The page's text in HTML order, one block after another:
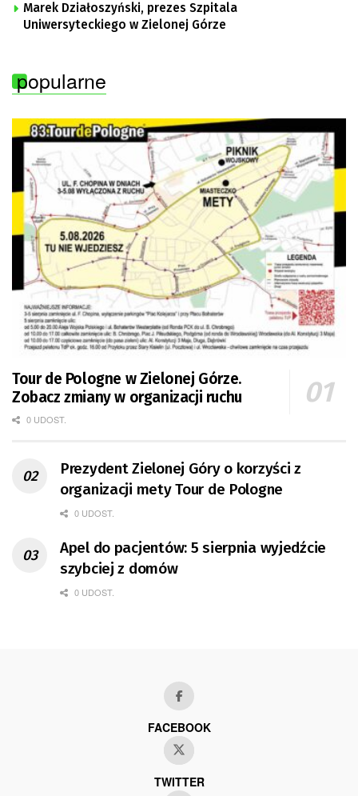
Marek Działoszyński, prezes Szpitala
Uniwersyteckiego w Zielonej Górze
popularne
Tour de Pologne w Zielonej Górze.
Zobacz zmiany w organizacji ruchu
0 UDOST.
Prezydent Zielonej Góry o korzyści z
organizacji mety Tour de Pologne
0 UDOST.
Apel do pacjentów: 5 sierpnia wyjedźcie
szybciej z domów
0 UDOST.
FACEBOOK
TWITTER